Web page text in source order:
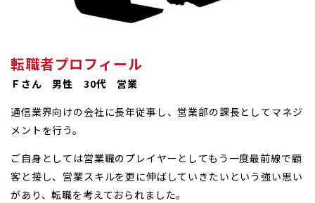
転職者プロフィール
Ｆさん 男性 30代 営業
通信業界向けの会社に長年従事し、営業部の課長としてマネジ
メントを行う。
ご自身としては営業職のプレイヤーとしてもう一度最前線で顧
客と接し、営業スキルを更に伸ばしていきたいという強い思い
があり、転職を考えておられました。